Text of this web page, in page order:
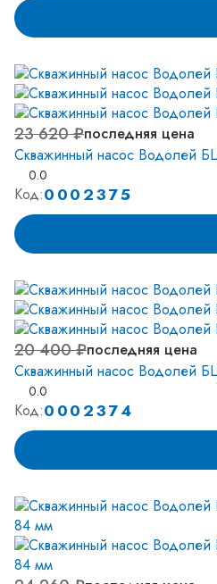
23 620 ₽последняя цена
Скважинный насос Водолей
0.0
Код:0002375
20 400 ₽последняя цена
Скважинный насос Водолей
0.0
Код:0002374